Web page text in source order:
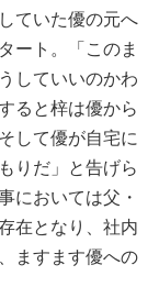
ていた優の元へ
ート。「このま
していいのかわ
ると梓は優から
して優が自宅に
りだ」と告げら
においては父・
在となり、社内
ますます優への